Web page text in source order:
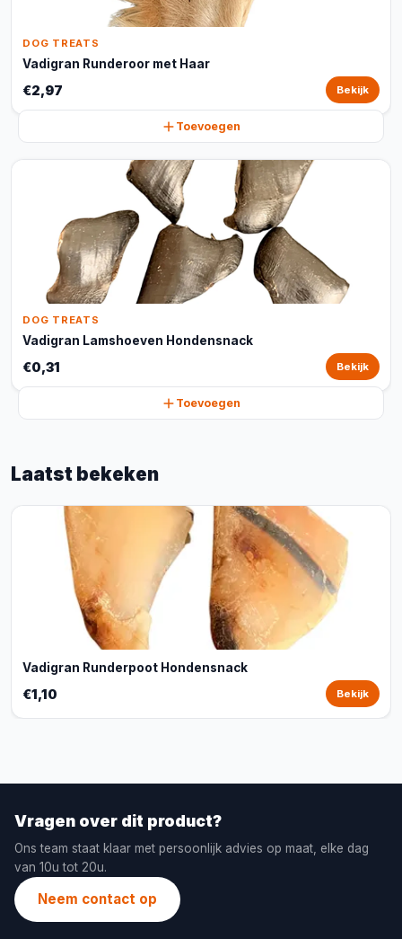
DOG TREATS
Vadigran Runderoor met Haar
€2,97 Bekijk
Toevoegen
DOG TREATS
Vadigran Lamshoeven Hondensnack
€0,31 Bekijk
Toevoegen
Laatst bekeken
Vadigran Runderpoot Hondensnack
€1,10 Bekijk
Vragen over dit product?
Ons team staat klaar met persoonlijk advies op maat, elke dag
van 10u tot 20u.
Neem contact op